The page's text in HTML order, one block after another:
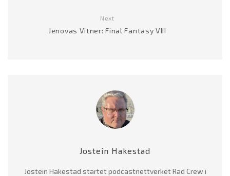
Next
Jenovas Vitner: Final Fantasy VIII
Jostein Hakestad
Jostein Hakestad startet podcastnettverket Rad Crew i